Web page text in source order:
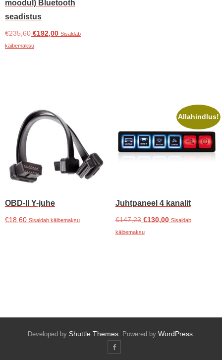
moodul) Bluetooth
seadistus
€235,60 Algne
hind
€192,00Praegune
Sisaldab
käibemaksu
OBD-II Y-juhe
€18,60 Sisaldab käibemaksu
Allahindlus!
Juhtpaneel 4 kanalit
€147,23 Algne
hind
€130,00Praegune
Sisaldab
käibemaksu
Developed by Shuttle Themes. Powered by WordPress.